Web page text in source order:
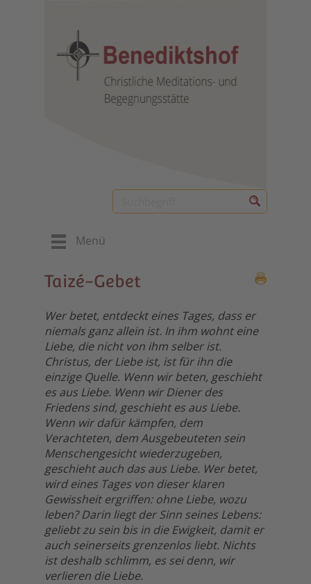
Menü
Taizé-Gebet
Wer betet, entdeckt eines Tages, dass er
niemals ganz allein ist. In ihm wohnt eine
Liebe, die nicht von ihm selber ist.
Christus, der Liebe ist, ist für ihn die
einzige Quelle. Wenn wir beten, geschieht
es aus Liebe. Wenn wir Diener des
Friedens sind, geschieht es aus Liebe.
Wenn wir dafür kämpfen, dem
Verachteten, dem Ausgebeuteten sein
Menschengesicht wiederzugeben,
geschieht auch das aus Liebe. Wer betet,
wird eines Tages von dieser klaren
Gewissheit ergriffen: ohne Liebe, wozu
leben? Darin liegt der Sinn seines Lebens:
geliebt zu sein bis in die Ewigkeit, damit er
auch seinerseits grenzenlos liebt. Nichts
ist deshalb schlimm, es sei denn, wir
verlieren die Liebe.